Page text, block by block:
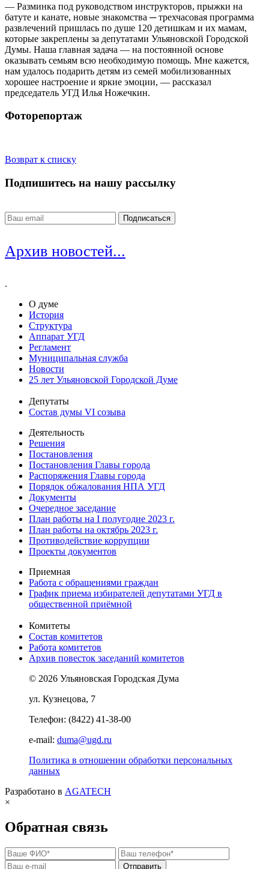
— Разминка под руководством инструкторов, прыжки на
батуте и канате, новые знакомства ─ трехчасовая программа
развлечений пришлась по душе 120 детишкам и их мамам,
которые закреплены за депутатами Ульяновской Городской
Думы. Наша главная задача — на постоянной основе
оказывать семьям всю необходимую помощь. Мне кажется,
нам удалось подарить детям из семей мобилизованных
хорошее настроение и яркие эмоции, — рассказал
председатель УГД Илья Ножечкин.
Фоторепортаж
Возврат к списку
Подпишитесь на нашу рассылку
Архив новостей...
.
О думе
История
Структура
Аппарат УГД
Регламент
Муниципальная служба
Новости
25 лет Ульяновской Городской Думе
Депутаты
Состав думы VI созыва
Деятельность
Решения
Постановления
Постановления Главы города
Распоряжения Главы города
Порядок обжалования НПА УГД
Документы
Очередное заседание
План работы на I полугодие 2023 г.
План работы на октябрь 2023 г.
Противодействие коррупции
Проекты документов
Приемная
Работа с обращениями граждан
График приема избирателей депутатами УГД в
общественной приёмной
Комитеты
Состав комитетов
Работа комитетов
Архив повесток заседаний комитетов
© 2026 Ульяновская Городская Дума
ул. Кузнецова, 7
Телефон: (8422) 41-38-00
e-mail: duma@ugd.ru
Политика в отношении обработки персональных
данных
Разработано в AGATECH
×
Обратная связь
Отправить